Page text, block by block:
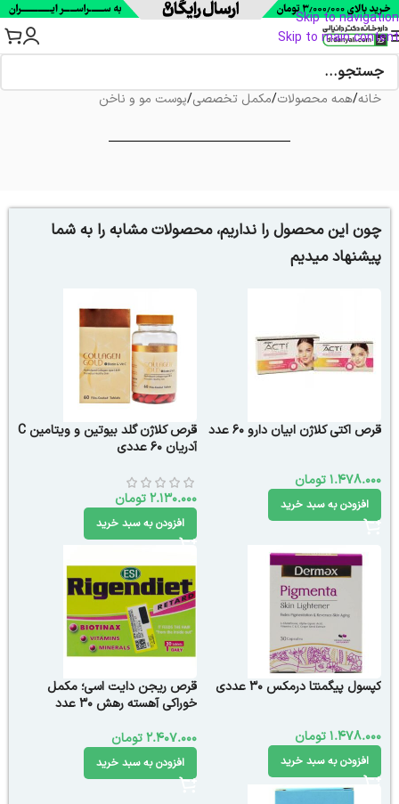
Skip to navigation
Skip to main content
خانه/همه محصولات/مکمل تخصصی/پوست مو و ناخن
چون این محصول را نداریم، محصولات مشابه را به شما
پیشنهاد میدیم
قرص اکتی کلاژن ابیان دارو 60 عدد
1.478.000تومان
افزودن به سبد خرید
قرص کلاژن گلد بیوتین و ویتامین C
آدریان 60 عددی
2.130.000تومان
افزودن به سبد خرید
کپسول پیگمنتا درمکس 30 عددی
1.478.000تومان
افزودن به سبد خرید
قرص ریجن دایت اسی؛ مکمل
خوراکی آهسته رهش 30 عدد
2.407.000تومان
افزودن به سبد خرید